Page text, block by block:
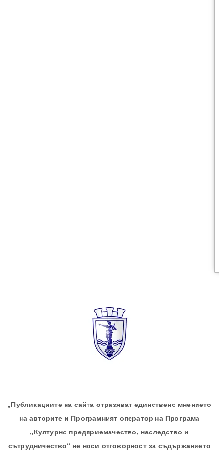
„Публикациите на сайта отразяват единствено мнението
на авторите и Програмният оператор на Програма
„Културно предприемачество, наследство и
сътрудничество“ не носи отговорност за съдържанието